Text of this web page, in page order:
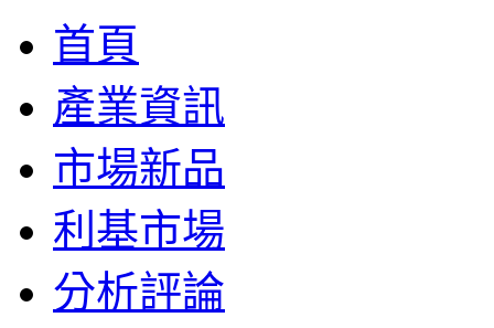
首頁
產業資訊
市場新品
利基市場
分析評論